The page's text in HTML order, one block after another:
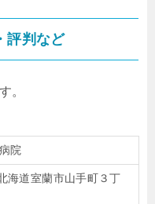
評判など
。
院
海道室蘭市山手町３丁